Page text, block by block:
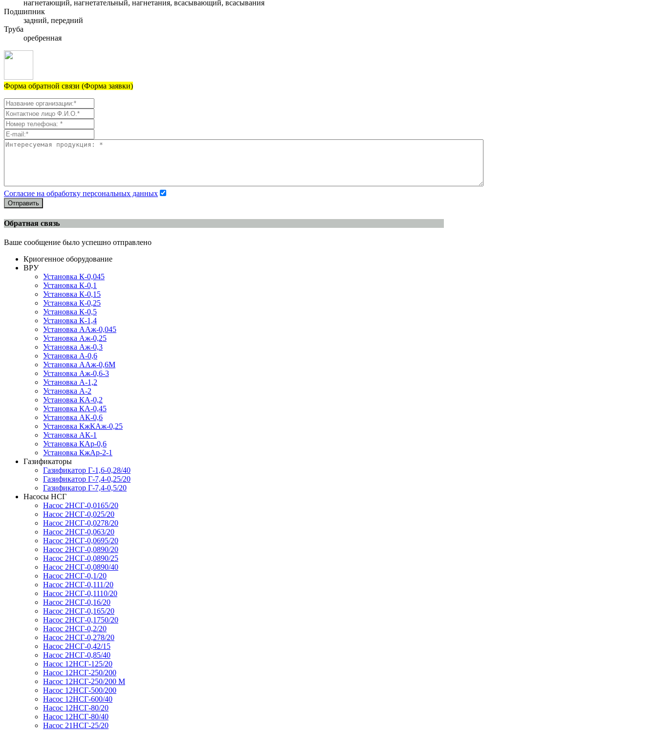
нагнетающий, нагнетательный, нагнетания, всасывающий, всасывания
Подшипник
задний, передний
Труба
оребренная
Форма обратной связи (Форма заявки)
Согласие на обработку персональных данных
Отправить
Обратная связь
Ваше сообщение было успешно отправлено
Криогенное оборудование
ВРУ
Установка К-0,045
Установка К-0,1
Установка К-0,15
Установка К-0,25
Установка К-0,5
Установка К-1,4
Установка ААж-0,045
Установка Аж-0,25
Установка Аж-0,3
Установка А-0,6
Установка ААж-0,6М
Установка Аж-0,6-3
Установка А-1,2
Установка А-2
Установка КА-0,2
Установка КА-0,45
Установка АК-0,6
Установка КжКАж-0,25
Установка АК-1
Установка КАр-0,6
Установка КжАр-2-1
Газификаторы
Газификатор Г-1,6-0,28/40
Газификатор Г-7,4-0,25/20
Газификатор Г-7,4-0,5/20
Насосы НСГ
Насос 2НСГ-0,0165/20
Насос 2НСГ-0,025/20
Насос 2НСГ-0,0278/20
Насос 2НСГ-0,063/20
Насос 2НСГ-0,0695/20
Насос 2НСГ-0,0890/20
Насос 2НСГ-0,0890/25
Насос 2НСГ-0,0890/40
Насос 2НСГ-0,1/20
Насос 2НСГ-0,111/20
Насос 2НСГ-0,1110/20
Насос 2НСГ-0,16/20
Насос 2НСГ-0,165/20
Насос 2НСГ-0,1750/20
Насос 2НСГ-0,2/20
Насос 2НСГ-0,278/20
Насос 2НСГ-0,42/15
Насос 2НСГ-0,85/40
Насос 12НСГ-125/20
Насос 12НСГ-250/200
Насос 12НСГ-250/200 М
Насос 12НСГ-500/200
Насос 12НСГ-600/40
Насос 12НСГ-80/20
Насос 12НСГ-80/40
Насос 21НСГ-25/20